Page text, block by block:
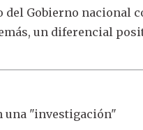
Gobierno nacional
un diferencial
una "investigación"